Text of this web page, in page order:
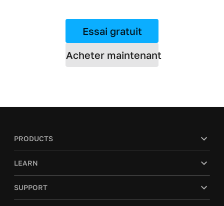
Essai gratuit
Acheter maintenant
PRODUCTS
LEARN
SUPPORT